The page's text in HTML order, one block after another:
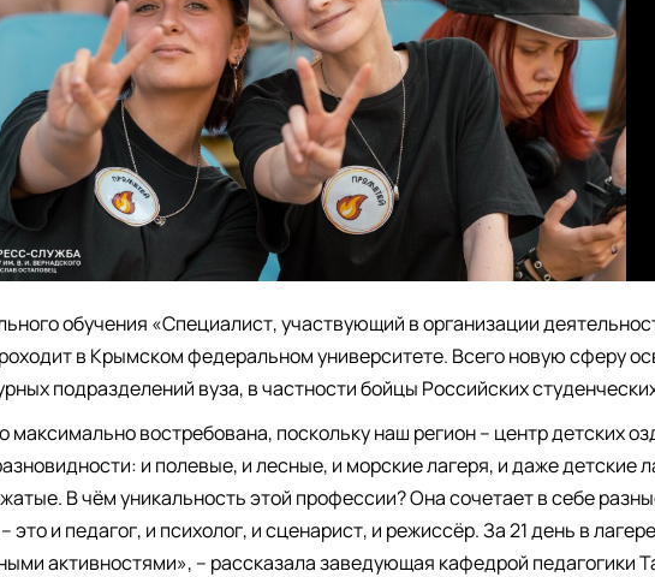
обучения «Специалист, участвующий в организации
в Крымском федеральном университете. Всего новую сферу
подразделений вуза, в частности бойцы Российских
максимально востребована, поскольку наш регион – центр детских
и полевые, и лесные, и морские лагеря, и даже детские
В чём уникальность этой профессии? Она сочетает в себе
и педагог, и психолог, и сценарист, и режиссёр. За 21 день в
активностями», – рассказала заведующая кафедрой педагогики